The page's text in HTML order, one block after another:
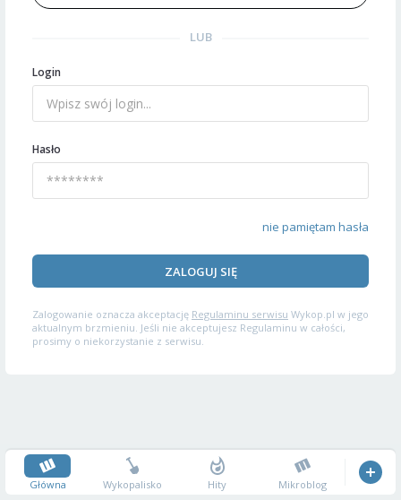
LUB
Login
Hasło
nie pamiętam hasła
ZALOGUJ SIĘ
Zalogowanie oznacza akceptację Regulaminu serwisu Wykop.pl w jego
aktualnym brzmieniu. Jeśli nie akceptujesz Regulaminu w całości,
prosimy o niekorzystanie z serwisu.
Główna Wykopalisko Hity Mikroblog